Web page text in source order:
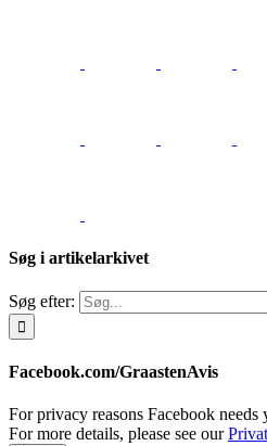
Søg i artikelarkivet
Søg efter:
Facebook.com/GraastenAvis
For privacy reasons Facebook
For more details, please see our